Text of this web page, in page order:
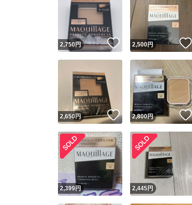
2,750円 いいね！
2,500円
2,650円 いいね！
2,800円
2,399円 2,445円